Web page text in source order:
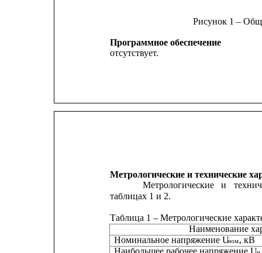
Рисунок 1 –
Программное обеспечение
отсутствует.
Метрологические и технические
Метрологические
и
таблицах 1 и 2.
Таблица 1 – Метрологические
Наименование
Номинальное напряжение Uном., кВ
Наибольшее рабочее напряжение U